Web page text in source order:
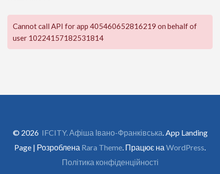
Cannot call API for app 405460652816219 on behalf of
user 10224157182531814
© 2026 IFCITY. Афіша Івано-Франківська . App Landing
Page | Розроблена Rara Theme . Працює на WordPress
Політика конфіденційності